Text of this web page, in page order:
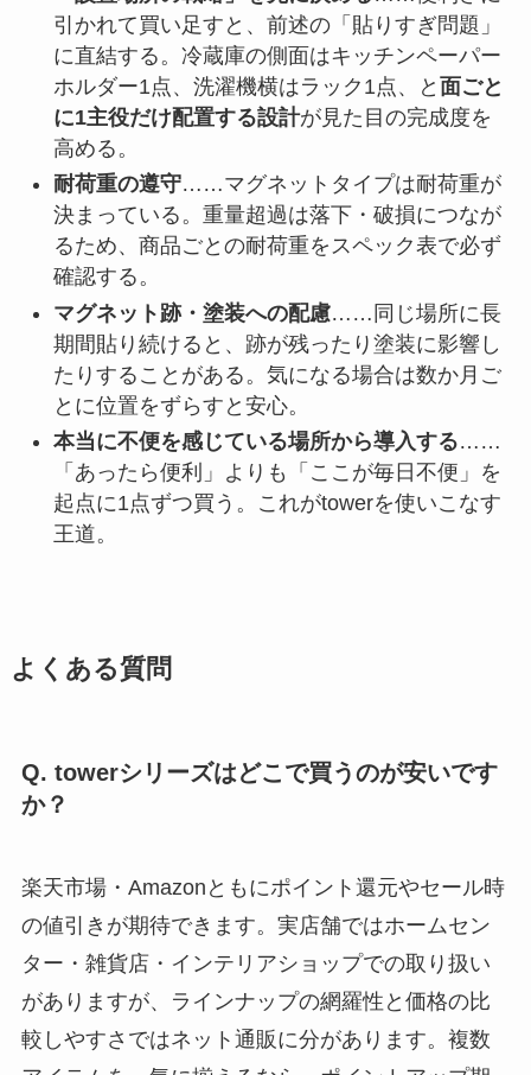
引かれて買い足すと、前述の「貼りすぎ問題」
に直結する。冷蔵庫の側面はキッチンペーパー
ホルダー1点、洗濯機横はラック1点、と 面ごと
に1主役だけ配置する設計が見た目の完成度を
高める。
耐荷重の遵守……マグネットタイプは耐荷重が
決まっている。重量超過は落下・破損につなが
るため、商品ごとの耐荷重をスペック表で必ず
確認する。
マグネット跡・塗装への配慮……同じ場所に長
期間貼り続けると、跡が残ったり塗装に影響し
たりすることがある。気になる場合は数か月ご
とに位置をずらすと安心。
本当に不便を感じている場所から導入する……
「あったら便利」よりも「ここが毎日不便」を
起点に1点ずつ買う。これがtowerを使いこなす
王道。
よくある質問
Q. towerシリーズはどこで買うのが安いです
か？
楽天市場・Amazonともにポイント還元やセール時
の値引きが期待できます。実店舗ではホームセン
ター・雑貨店・インテリアショップでの取り扱い
がありますが、ラインナップの網羅性と価格の比
較しやすさではネット通販に分があります。複数